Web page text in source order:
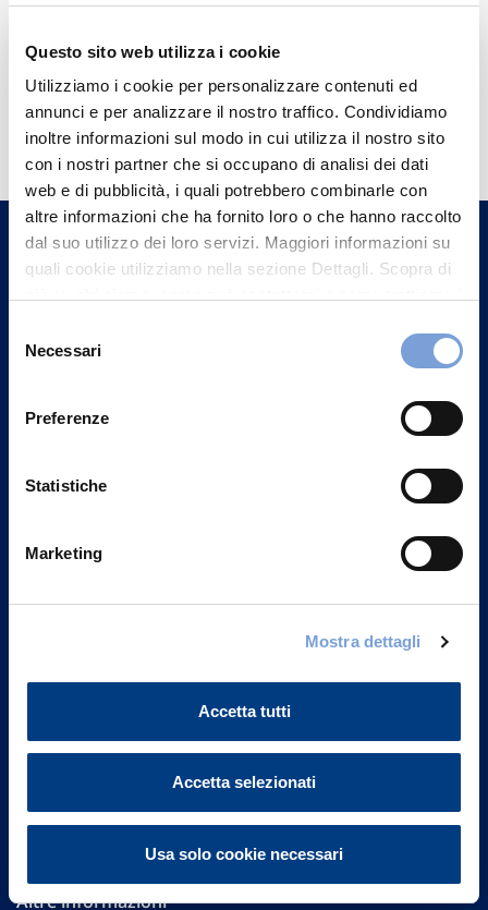
Questo sito web utilizza i cookie
Utilizziamo i cookie per personalizzare contenuti ed
annunci e per analizzare il nostro traffico. Condividiamo
inoltre informazioni sul modo in cui utilizza il nostro sito
con i nostri partner che si occupano di analisi dei dati
web e di pubblicità, i quali potrebbero combinarle con
altre informazioni che ha fornito loro o che hanno raccolto
dal suo utilizzo dei loro servizi. Maggiori informazioni su
quali cookie utilizziamo nella sezione Dettagli. Scopra di
può trovare nel footer del sito nella sezione "Informativa
delNecessari
Preferenze
Statistiche
Marketing
Mostra dettagli
Accetta tutti
Accetta selezionati
Usa solo cookie necessari
Hai bisogno di
informazioni?
Trova l'Agenzia più vicina a te e parla con
un nostro Agente.
Contattaci
FAQ
Investor Relations
Altre informazioni